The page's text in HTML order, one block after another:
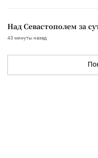
Над Севастополем за
43 минуты назад